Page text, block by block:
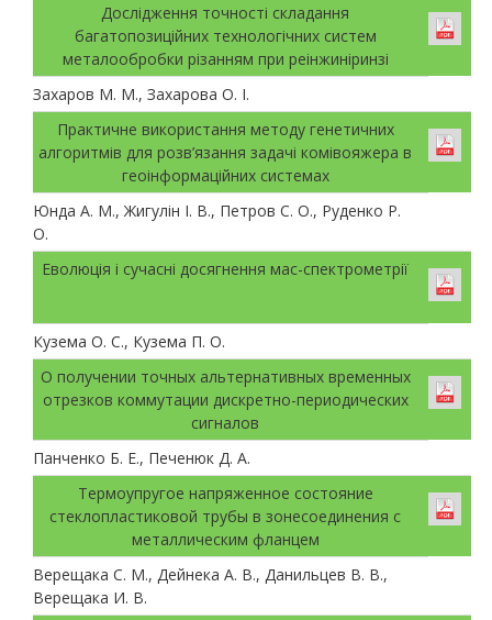
Дослідження точності складання
багатопозиційних технологічних систем
металообробки різанням при реінжиніринзі
Захаров М. М., Захарова О. І.
Практичне використання методу генетичних
алгоритмів для розв’язання задачі комівояжера в
геоінформаційних системах
Юнда А. М., Жигулін І. В., Петров С. О., Руденко Р.
О.
Еволюція і сучасні досягнення мас-спектрометрії
Кузема О. С., Кузема П. О.
О получении точных альтернативных временных
отрезков коммутации дискретно-периодических
сигналов
Панченко Б. Е., Печенюк Д. А.
Термоупругое напряженное состояние
стеклопластиковой трубы в зонесоединения с
металлическим фланцем
Верещака С. М., Дейнека А. В., Данильцев В. В.,
Верещака И. В.